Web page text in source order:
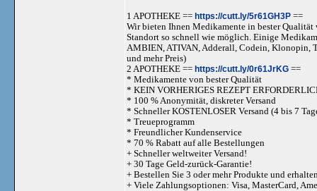
1 APOTHEKE == https://cutt.ly/5r61GH3P ==
Wir bieten Ihnen Medikamente in bester
Standort so schnell wie möglich. Einige
AMBIEN, ATIVAN, Adderall, Codein, Klonopin,
und mehr Preis)
2 APOTHEKE == https://cutt.ly/0r61JrKG ==
* Medikamente von bester Qualität
* KEIN VORHERIGES REZEPT
* 100 % Anonymität, diskreter Versand
* Schneller KOSTENLOSER Versand (4 bis 7
* Treueprogramm
* Freundlicher Kundenservice
* 70 % Rabatt auf alle Bestellungen
+ Schneller weltweiter Versand!
+ 30 Tage Geld-zurück-Garantie!
+ Bestellen Sie 3 oder mehr Produkte und
+ Viele Zahlungsoptionen: Visa, MasterCard,